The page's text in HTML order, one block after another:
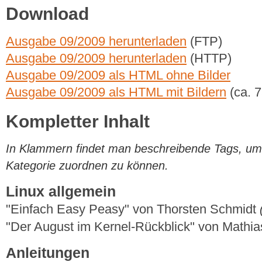
Download
Ausgabe 09/2009 herunterladen (FTP)
Ausgabe 09/2009 herunterladen (HTTP)
Ausgabe 09/2009 als HTML ohne Bilder
Ausgabe 09/2009 als HTML mit Bildern (ca.
Kompletter Inhalt
In Klammern findet man beschreibende Tags,
Kategorie zuordnen zu können.
Linux allgemein
"Einfach Easy Peasy" von Thorsten Schmidt
"Der August im Kernel-Rückblick" von
Anleitungen